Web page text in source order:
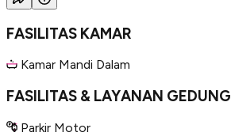
FASILITAS KAMAR
Kamar Mandi Dalam
FASILITAS & LAYANAN GEDUNG
Parkir Motor